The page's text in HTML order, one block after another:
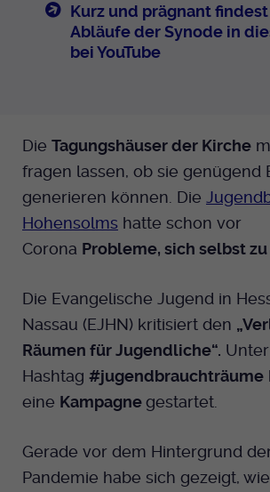
Kurz und prägnant
Abläufe der Synode in
bei YouTube
Die Tagungshäuser der Kirche
fragen lassen, ob sie genügend
generieren können. Die
Hohensolms hatte schon vor
Corona Probleme, sich selbst
Die Evangelische Jugend in
Nassau (EJHN) kritisiert den
Räumen für Jugendliche“.
Hashtag #jugendbrauchträume
eine Kampagnegestartet.
Gerade vor dem Hintergrund
Pandemie habe sich gezeigt,